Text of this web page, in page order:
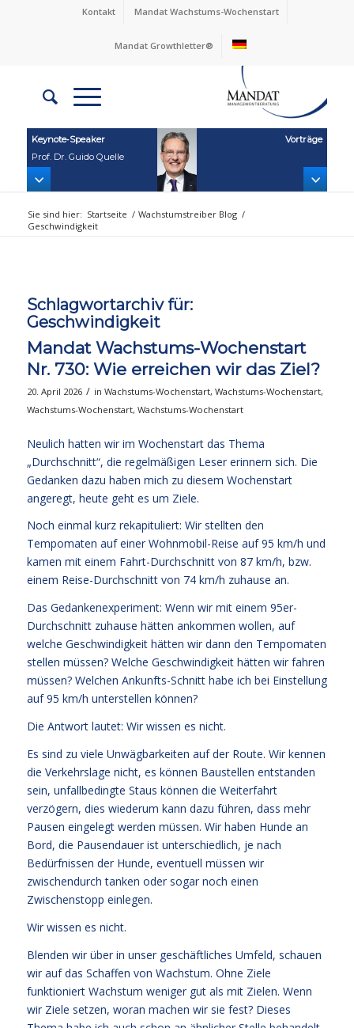
Kontakt Mandat Wachstums-Wochenstart
Mandat Growthletter®
Keynote‑Speaker
Prof. Dr. Guido Quelle
Vorträge
Sie sind hier: Startseite / Wachstumstreiber Blog /
Geschwindigkeit
Schlagwortarchiv für:
Geschwindigkeit
Mandat Wachstums-Wochenstart
Nr. 730: Wie erreichen wir das Ziel?
20. April 2026 / in Wachstums-Wochenstart, Wachstums-Wochenstart,
Wachstums-Wochenstart, Wachstums-Wochenstart
Neulich hatten wir im Wochenstart das Thema
„Durchschnitt“, die regelmäßigen Leser erinnern sich. Die
Gedanken dazu haben mich zu diesem Wochenstart
angeregt, heute geht es um Ziele.
Noch einmal kurz rekapituliert: Wir stellten den
Tempomaten auf einer Wohnmobil-Reise auf 95 km/h und
kamen mit einem Fahrt-Durchschnitt von 87 km/h, bzw.
einem Reise-Durchschnitt von 74 km/h zuhause an.
Das Gedankenexperiment: Wenn wir mit einem 95er-
Durchschnitt zuhause hätten ankommen wollen, auf
welche Geschwindigkeit hätten wir dann den Tempomaten
stellen müssen? Welche Geschwindigkeit hätten wir fahren
müssen? Welchen Ankunfts-Schnitt habe ich bei Einstellung
auf 95 km/h unterstellen können?
Die Antwort lautet: Wir wissen es nicht.
Es sind zu viele Unwägbarkeiten auf der Route. Wir kennen
die Verkehrslage nicht, es können Baustellen entstanden
sein, unfallbedingte Staus können die Weiterfahrt
verzögern, dies wiederum kann dazu führen, dass mehr
Pausen eingelegt werden müssen. Wir haben Hunde an
Bord, die Pausendauer ist unterschiedlich, je nach
Bedürfnissen der Hunde, eventuell müssen wir
zwischendurch tanken oder sogar noch einen
Zwischenstopp einlegen.
Wir wissen es nicht.
Blenden wir über in unser geschäftliches Umfeld, schauen
wir auf das Schaffen von Wachstum. Ohne Ziele
funktioniert Wachstum weniger gut als mit Zielen. Wenn
wir Ziele setzen, woran machen wir sie fest? Dieses